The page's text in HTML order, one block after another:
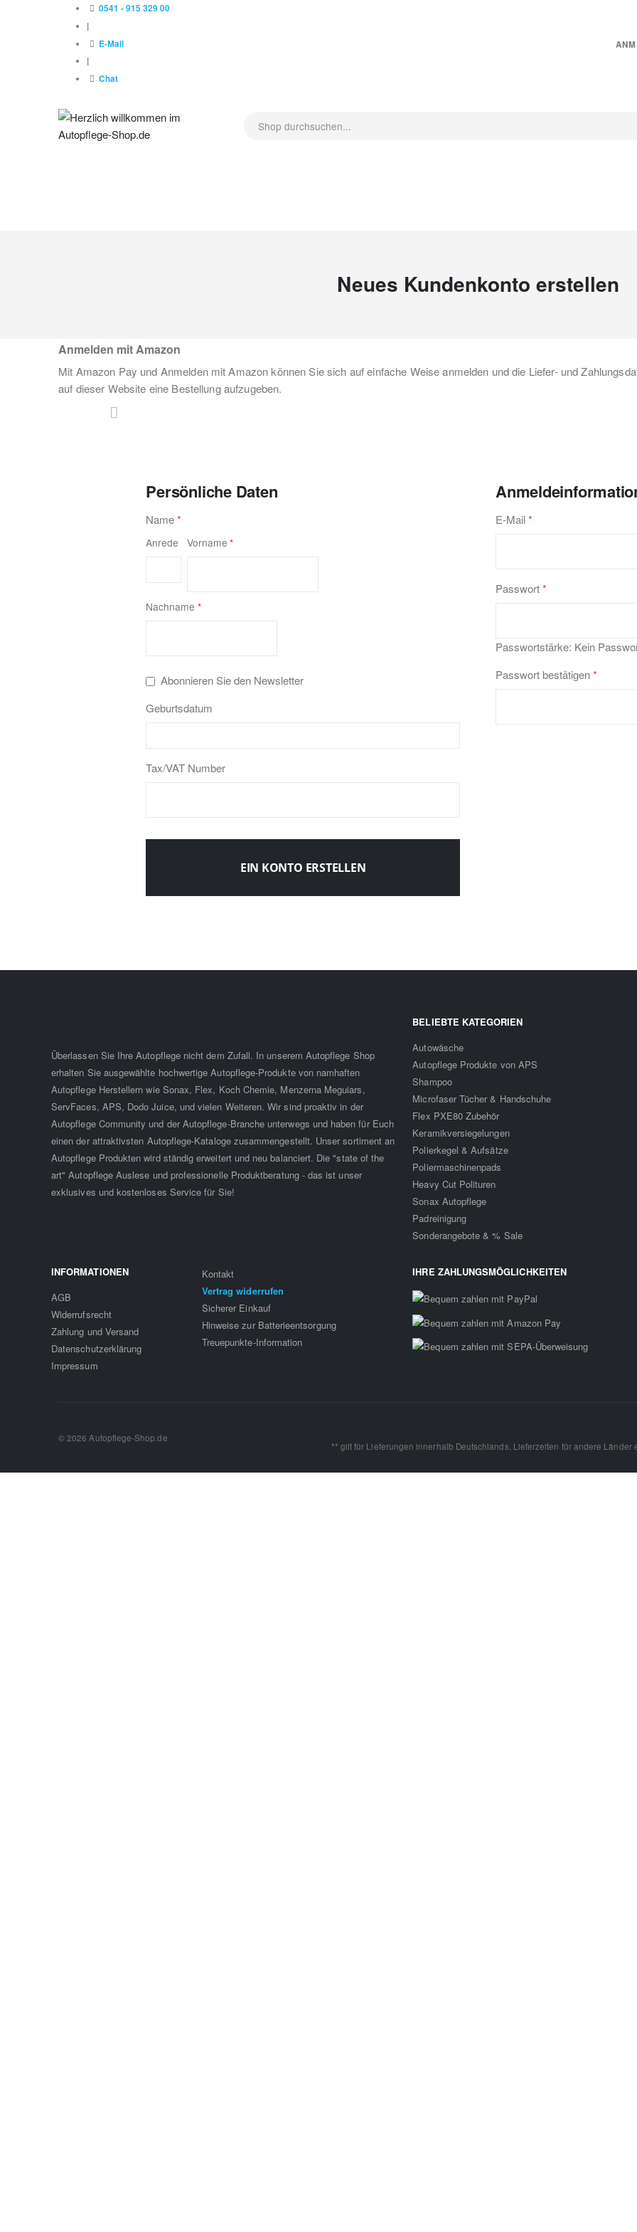
0541 - 915 329 00
|
E-Mail
|
Chat
Neues Kundenkonto erstellen
Anmelden mit Amazon
Mit Amazon Pay und Anmelden mit Amazon können Sie sich auf einfache Weise anmelden und die Liefer- und
auf dieser Website eine Bestellung aufzugeben.
Persönliche Daten
Name
Anrede Vorname
Nachname
Abonnieren Sie den Newsletter
Geburtsdatum
Tax/VAT Number
E-Mail
Passwort
Passwortstärke: Kein
Passwort bestätigen
EIN KONTO ERSTELLEN
Überlassen Sie Ihre Autopflege nicht dem Zufall. In unserem Autopflege Shop
erhalten Sie ausgewählte hochwertige Autopflege-Produkte von namhaften
Autopflege Herstellern wie Sonax, Flex, Koch Chemie, Menzerna Meguiars,
ServFaces, APS, Dodo Juice, und vielen Weiteren. Wir sind proaktiv in der
Autopflege Community und der Autopflege-Branche unterwegs und haben für Euch
einen der attraktivsten Autopflege-Kataloge zusammengestellt. Unser sortiment an
Autopflege Produkten wird ständig erweitert und neu balanciert. Die "state of the
art" Autopflege Auslese und professionelle Produktberatung - das ist unser
exklusives und kostenloses Service für Sie!
BELIEBTE KATEGORIEN
Autowäsche
Autopflege Produkte von APS
Shampoo
Microfaser Tücher & Handschuhe
Flex PXE80 Zubehör
Keramikversiegelungen
Polierkegel & Aufsätze
Poliermaschinenpads
Heavy Cut Polituren
Sonax Autopflege
Padreinigung
Sonderangebote & % Sale
INFORMATIONEN
AGB
Widerrufsrecht
Zahlung und Versand
Datenschutzerklärung
Impressum
Kontakt
Vertrag widerrufen
Sicherer Einkauf
Hinweise zur Batterieentsorgung
Treuepunkte-Information
IHRE ZAHLUNGSMÖGLICHKEITEN
** gilt für Lieferungen innerhalb Deutschlands, Lieferzeiten für andere
© 2026 Autopflege-Shop.de